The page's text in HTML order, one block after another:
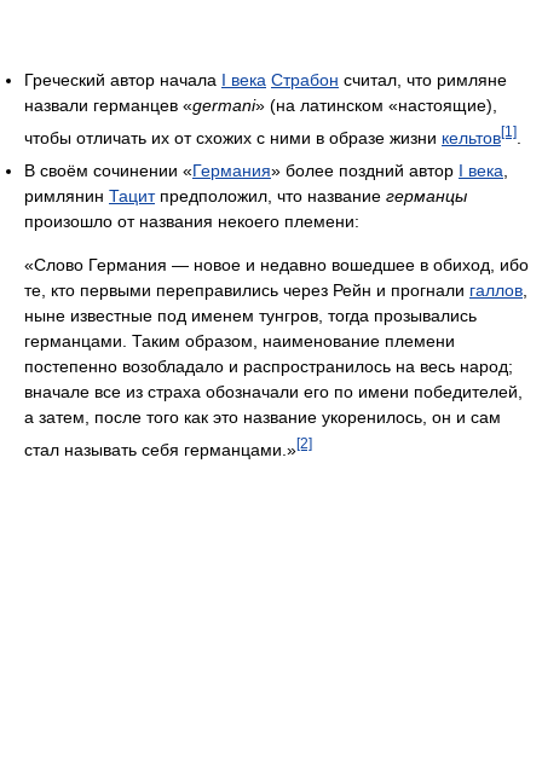
Греческий автор начала I века Страбон считал, что римляне
назвали германцев «germani» (на латинском «настоящие),
чтобы отличать их от схожих с ними в образе жизни кельтов[1]
В своём сочинении «Германия» более поздний автор I века
римлянин Тацитпредположил, что название германцы
произошло от названия некоего племени:
«Слово Германия — новое и недавно вошедшее в обиход, ибо
те, кто первыми переправились через Рейн и прогнали галлов
ныне известные под именем тунгров, тогда прозывались
германцами. Таким образом, наименование племени
постепенно возобладало и распространилось на весь народ;
вначале все из страха обозначали его по имени победителей,
а затем, после того как это название укоренилось, он и сам
стал называть себя германцами.»[2]